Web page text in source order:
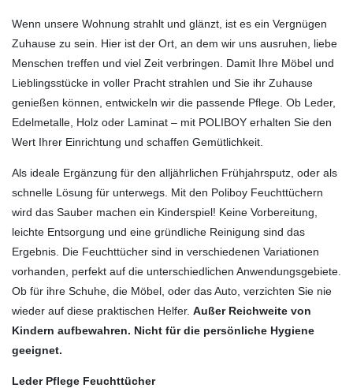
Wenn unsere Wohnung strahlt und glänzt, ist es ein Vergnügen
Zuhause zu sein. Hier ist der Ort, an dem wir uns ausruhen, liebe
Menschen treffen und viel Zeit verbringen. Damit Ihre Möbel und
Lieblingsstücke in voller Pracht strahlen und Sie ihr Zuhause
genießen können, entwickeln wir die passende Pflege. Ob Leder,
Edelmetalle, Holz oder Laminat – mit POLIBOY erhalten Sie den
Wert Ihrer Einrichtung und schaffen Gemütlichkeit.
Als ideale Ergänzung für den alljährlichen Frühjahrsputz, oder als
schnelle Lösung für unterwegs. Mit den Poliboy Feuchttüchern
wird das Sauber machen ein Kinderspiel! Keine Vorbereitung,
leichte Entsorgung und eine gründliche Reinigung sind das
Ergebnis. Die Feuchttücher sind in verschiedenen Variationen
vorhanden, perfekt auf die unterschiedlichen Anwendungsgebiete.
Ob für ihre Schuhe, die Möbel, oder das Auto, verzichten Sie nie
wieder auf diese praktischen Helfer. Außer Reichweite von
Kindern aufbewahren. Nicht für die persönliche Hygiene
geeignet.
Leder Pflege Feuchttücher